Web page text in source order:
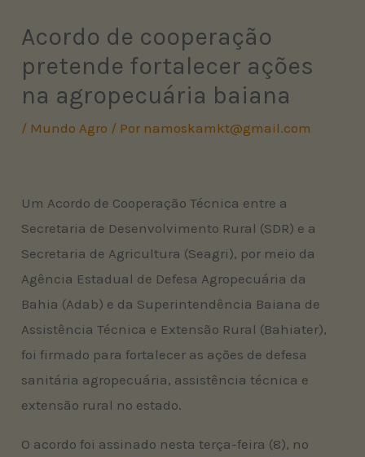
Acordo de cooperação
pretende fortalecer ações
na agropecuária baiana
/ Mundo Agro / Por namoskamkt@gmail.com
Um Acordo de Cooperação Técnica entre a
Secretaria de Desenvolvimento Rural (SDR) e a
Secretaria de Agricultura (Seagri), por meio da
Agência Estadual de Defesa Agropecuária da
Bahia (Adab) e da Superintendência Baiana de
Assistência Técnica e Extensão Rural (Bahiater),
foi firmado para fortalecer as ações de defesa
sanitária agropecuária, assistência técnica e
extensão rural no estado.
O acordo foi assinado nesta terça-feira (8), no